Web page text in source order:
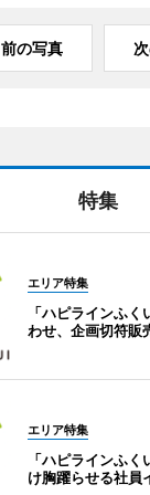
前の写真
特集
エリア特集
「ハピラインふ
わせ、企画切符販
エリア特集
「ハピラインふ
け胸躍らせる社員